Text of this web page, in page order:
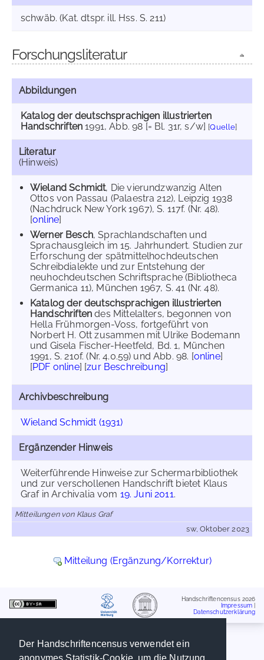
Der Handschriftencensus verwendet ein
schwäb. (Kat. dtspr. ill. Hss. S. 211)
Forschungsliteratur
Abbildungen
Katalog der deutschsprachigen illustrierten
Handschriften 1991, Abb. 98 [= Bl. 31r, s/w] [Quelle]
Literatur
(Hinweis)
Wieland Schmidt, Die vierundzwanzig Alten
Ottos von Passau (Palaestra 212), Leipzig 1938
(Nachdruck New York 1967), S. 117f. (Nr. 48).
[online]
Werner Besch, Sprachlandschaften und
Sprachausgleich im 15. Jahrhundert. Studien zur
Erforschung der spätmittelhochdeutschen
Schreibdialekte und zur Entstehung der
neuhochdeutschen Schriftsprache (Bibliotheca
Germanica 11), München 1967, S. 41 (Nr. 48).
Katalog der deutschsprachigen illustrierten
Handschriften des Mittelalters, begonnen von
Hella Frühmorgen-Voss, fortgeführt von
Norbert H. Ott zusammen mit Ulrike Bodemann
und Gisela Fischer-Heetfeld, Bd. 1, München
1991, S. 210f. (Nr. 4.0.59) und Abb. 98. [online]
[PDF online] [zur Beschreibung]
Archivbeschreibung
Wieland Schmidt (1931)
Ergänzender Hinweis
Weiterführende Hinweise zur Schermarbibliothek
und zur verschollenen Handschrift bietet Klaus
Graf in Archivalia vom 19. Juni 2011.
Mitteilungen von Klaus Graf
sw, Oktober 2023
Mitteilung (Ergänzung/Korrektur)
Handschriftencensus 2026
Impressum
Datenschutzerklärung